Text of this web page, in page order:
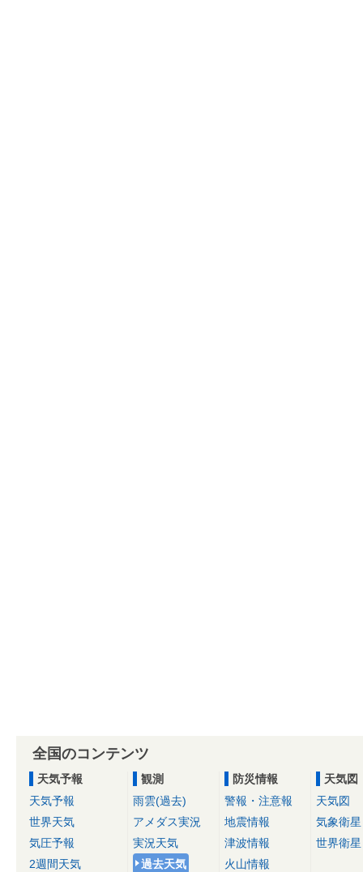
全国のコンテンツ
天気予報
天気予報
世界天気
気圧予報
2週間天気
観測
雨雲(過去)
アメダス実況
実況天気
過去天気
防災情報
警報・注意報
地震情報
津波情報
火山情報
天気図
天気図
気象衛星
世界衛星